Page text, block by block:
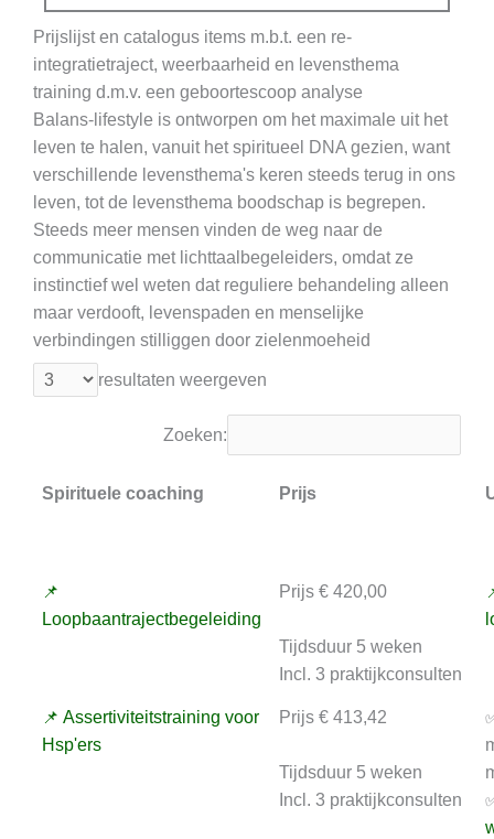
Prijslijst en catalogus items m.b.t. een re-
integratietraject, weerbaarheid en levensthema
training d.m.v. een geboortescoop analyse
Balans-lifestyle is ontworpen om het maximale uit het
leven te halen, vanuit het spiritueel DNA gezien, want
verschillende levensthema's keren steeds terug in ons
leven, tot de levensthema boodschap is begrepen.
Steeds meer mensen vinden de weg naar de
communicatie met lichttaalbegeleiders, omdat ze
instinctief wel weten dat reguliere behandeling alleen
maar verdooft, levenspaden en menselijke
verbindingen stilliggen door zielenmoeheid
resultaten weergeven
Zoeken:
Spirituele coaching Prijs
📌
Loopbaantrajectbegeleiding
Prijs € 420,00
Tijdsduur 5 weken
Incl. 3 praktijkconsulten
📌 Assertiviteitstraining voor
Hsp'ers
Prijs € 413,42
Tijdsduur 5 weken
Incl. 3 praktijkconsulten